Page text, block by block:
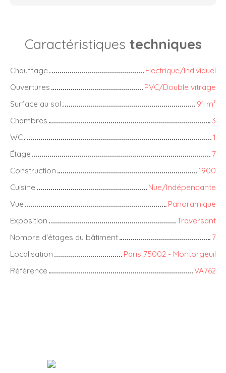
Caractéristiques techniques
Chauffage
Electrique/Individuel
Ouvertures
PVC/Double vitrage
Surface au sol
91 m²
Chambres
3
WC
1
Étage
7
Construction
1900
Cuisine
Nue/Indépendante
Vue
Panoramique
Exposition
Traversant
Nombre d'étages du bâtiment
7
Localisation
Paris 75002 - Montorgeuil
Référence
VA762